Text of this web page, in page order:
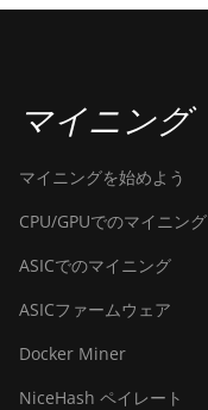
マイニング
マイニングを始めよう
CPU/GPUでのマイニング
ASICでのマイニング
ASICファームウェア
Docker Miner
NiceHash ペイレート